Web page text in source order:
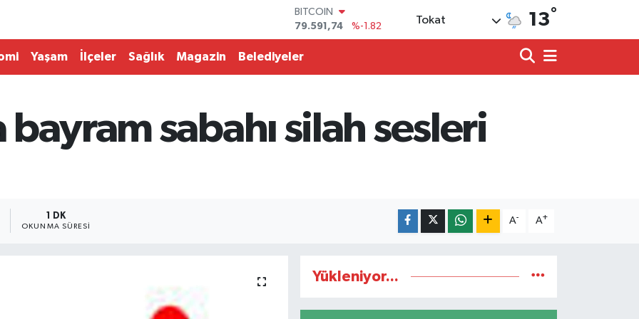
BITCOIN
79.591,74
%-1.82
DOLAR
45,43620
61,60380
%0.18
G.ALTIN
6862,09000
%0.19
Tokat 13°
Yaşam İlçeler Sağlık Magazin Belediyeler
sabahı silah sesleri
1 DK
OKUNMA SÜRESI
A- A+
Yükleniyor...